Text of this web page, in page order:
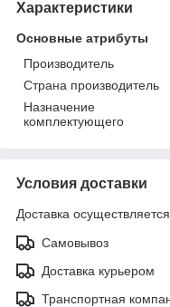
Характеристики
Основные атрибуты
Производитель
Страна производитель
Назначение
комплектующего
Условия доставки
Доставка
Самовывоз
Доставка курьером
Транспортная